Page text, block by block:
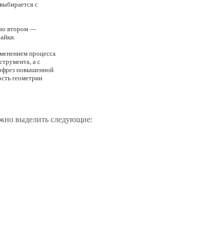
выбирается с
втором —
процесса
а с
повышенной
геометрии
выделить следующие: